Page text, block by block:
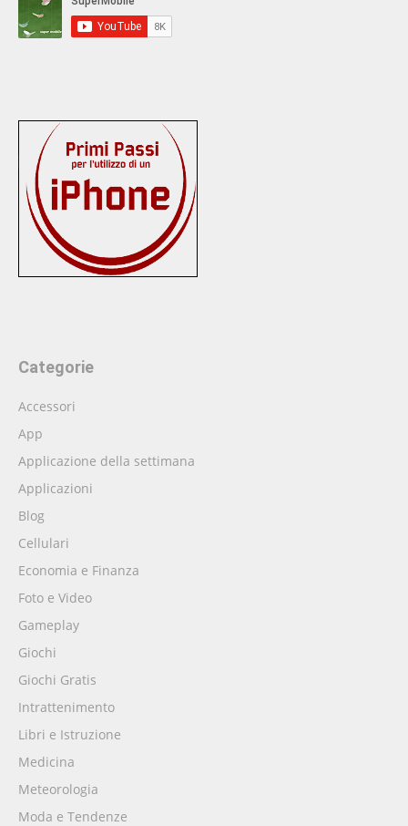
Categorie
Accessori
App
Applicazione della settimana
Applicazioni
Blog
Cellulari
Economia e Finanza
Foto e Video
Gameplay
Giochi
Giochi Gratis
Intrattenimento
Libri e Istruzione
Medicina
Meteorologia
Moda e Tendenze